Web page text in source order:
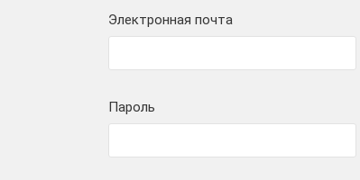
Электронная почта
Пароль